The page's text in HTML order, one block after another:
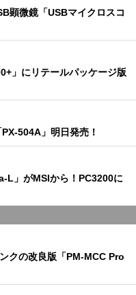
顕微鏡「USBマイクロスコ
」にリテールパッケージ版
504A」明日発売！
L」がMSIから！PC3200に
クの改良版「PM-MCC Pro